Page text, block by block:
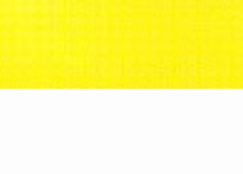
wp-content/